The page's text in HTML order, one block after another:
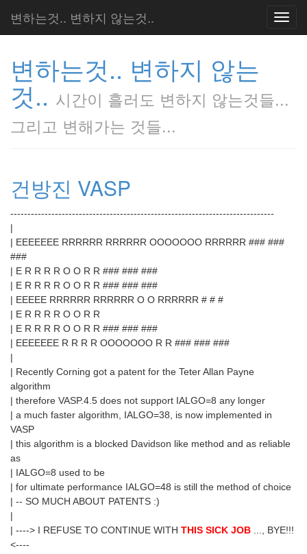
변하는것.. 변하지 않는것..
변하는것.. 변하지 않는
것.. 시간이 흘러도 변하지 않는것들...
그리고 변해가는 것들...
건방진 VASP
-----------------------------------------------------------------------------
|
| EEEEEEE RRRRRR RRRRRR OOOOOOO RRRRRR ### ###
###
| E R R R R O O R R ### ### ###
| E R R R R O O R R ### ### ###
| EEEEE RRRRRR RRRRRR O O RRRRRR # # #
| E R R R R O O R R
| E R R R R O O R R ### ### ###
| EEEEEEE R R R R OOOOOOO R R ### ### ###
|
| Recently Corning got a patent for the Teter Allan Payne
algorithm
| therefore VASP.4.5 does not support IALGO=8 any longer
| a much faster algorithm, IALGO=38, is now implemented in
VASP
| this algorithm is a blocked Davidson like method and as reliable
as
| IALGO=8 used to be
| for ultimate performance IALGO=48 is still the method of choice
| -- SO MUCH ABOUT PATENTS :)
|
| ----> I REFUSE TO CONTINUE WITH THIS SICK JOB ..., BYE!!!
<----